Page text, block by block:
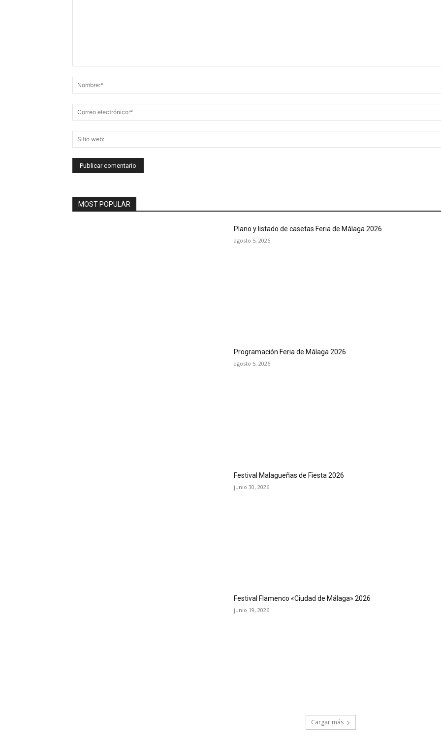
MOST POPULAR
Plano y listado de casetas Feria de Málaga 2026
agosto 5, 2026
Programación Feria de Málaga 2026
agosto 5, 2026
Festival Malagueñas de Fiesta 2026
junio 30, 2026
Festival Flamenco «Ciudad de Málaga» 2026
junio 19, 2026
Cargar más